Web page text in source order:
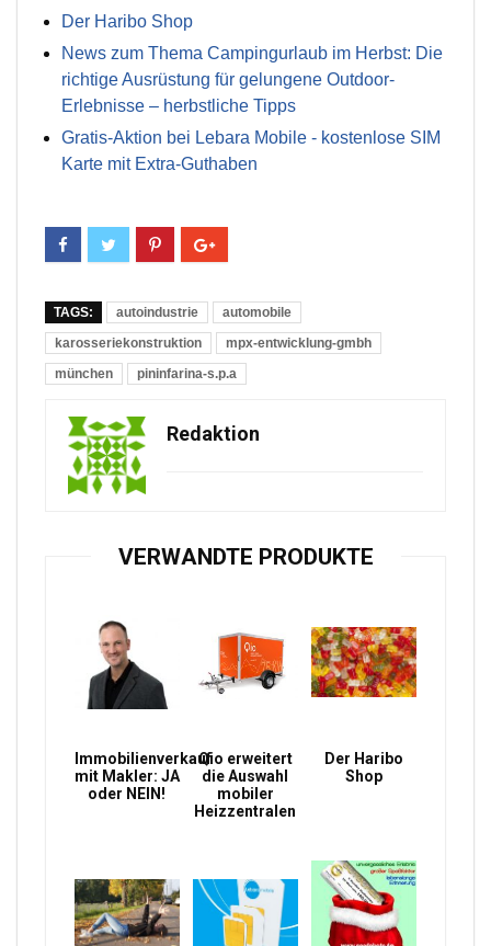
Der Haribo Shop
News zum Thema Campingurlaub im Herbst: Die
richtige Ausrüstung für gelungene Outdoor-
Erlebnisse – herbstliche Tipps
Gratis-Aktion bei Lebara Mobile - kostenlose SIM
Karte mit Extra-Guthaben
TAGS: autoindustrie
automobile
karosseriekonstruktion
mpx-entwicklung-gmbh
münchen
pininfarina-s.p.a
Redaktion
VERWANDTE PRODUKTE
Immobilienverkauf
mit Makler: JA
oder NEIN!
Qio erweitert
die Auswahl
mobiler
Heizzentralen
Der Haribo
Shop